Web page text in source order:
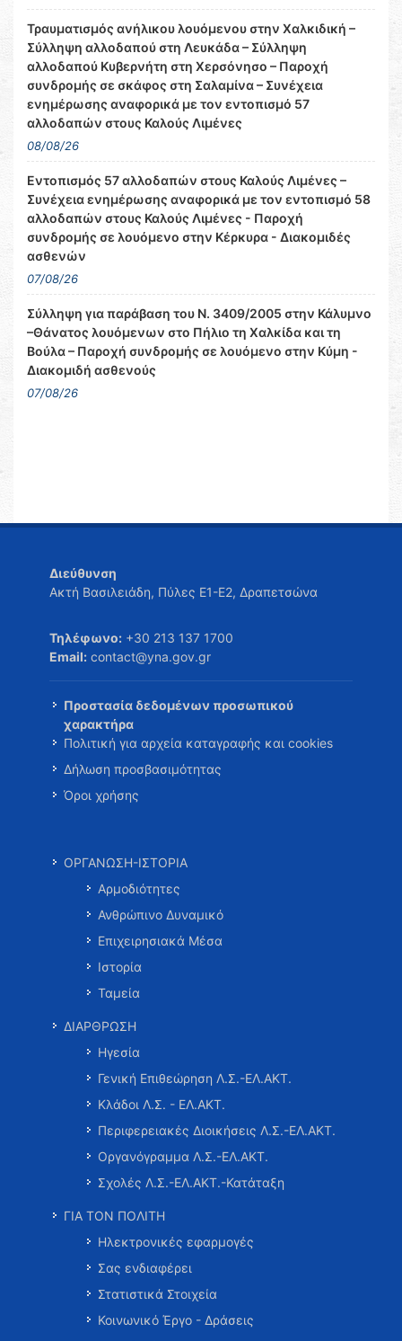
Τραυματισμός ανήλικου λουόμενου στην Χαλκιδική –
Σύλληψη αλλοδαπού στη Λευκάδα – Σύλληψη
αλλοδαπού Κυβερνήτη στη Χερσόνησο – Παροχή
συνδρομής σε σκάφος στη Σαλαμίνα – Συνέχεια
ενημέρωσης αναφορικά με τον εντοπισμό 57
αλλοδαπών στους Καλούς Λιμένες
08/08/26
Εντοπισμός 57 αλλοδαπών στους Καλούς Λιμένες –
Συνέχεια ενημέρωσης αναφορικά με τον εντοπισμό 58
αλλοδαπών στους Καλούς Λιμένες - Παροχή
συνδρομής σε λουόμενο στην Κέρκυρα - Διακομιδές
ασθενών
07/08/26
Σύλληψη για παράβαση του Ν. 3409/2005 στην Κάλυμνο
–Θάνατος λουόμενων στο Πήλιο τη Χαλκίδα και τη
Βούλα – Παροχή συνδρομής σε λουόμενο στην Κύμη -
Διακομιδή ασθενούς
07/08/26
Διεύθυνση
Ακτή Βασιλειάδη, Πύλες Ε1-Ε2, Δραπετσώνα
Τηλέφωνο: +30 213 137 1700
Email: contact@yna.gov.gr
Προστασία δεδομένων προσωπικού
χαρακτήρα
Πολιτική για αρχεία καταγραφής και cookies
Δήλωση προσβασιμότητας
Όροι χρήσης
ΟΡΓΑΝΩΣΗ-ΙΣΤΟΡΙΑ
Αρμοδιότητες
Ανθρώπινο Δυναμικό
Επιχειρησιακά Μέσα
Ιστορία
Ταμεία
ΔΙΑΡΘΡΩΣΗ
Ηγεσία
Γενική Επιθεώρηση Λ.Σ.-ΕΛ.ΑΚΤ.
Κλάδοι Λ.Σ. - ΕΛ.ΑΚΤ.
Περιφερειακές Διοικήσεις Λ.Σ.-ΕΛ.ΑΚΤ.
Οργανόγραμμα Λ.Σ.-ΕΛ.ΑΚΤ.
Σχολές Λ.Σ.-ΕΛ.ΑΚΤ.-Κατάταξη
ΓΙΑ ΤΟΝ ΠΟΛΙΤΗ
Ηλεκτρονικές εφαρμογές
Σας ενδιαφέρει
Στατιστικά Στοιχεία
Κοινωνικό Έργο - Δράσεις